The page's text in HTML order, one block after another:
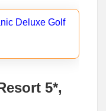
Deluxe Golf
5*,